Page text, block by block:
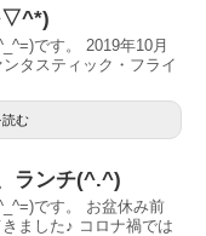
です。 2019年10月
タスティック・フライ
む
ランチ(^.^)
です。 お盆休み前
ました♪ コロナ禍では